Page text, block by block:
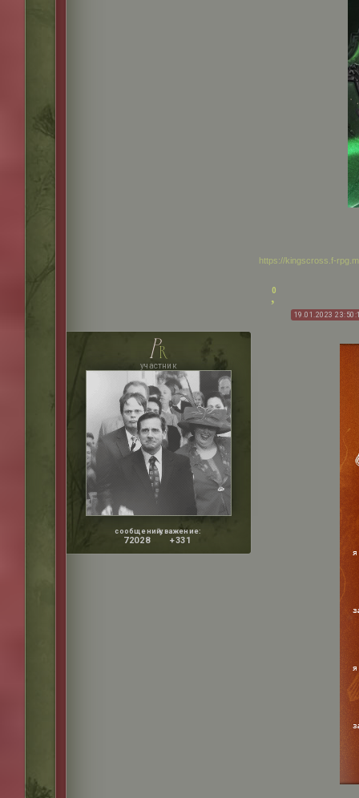
https://kingscross.f-
0
19.01.2023
pr
участник
сообщений:
72028
уважение:
+331